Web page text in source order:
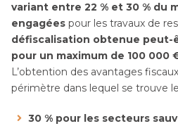
variant entre 22 % et 30 % du
engagées pour les travaux de
défiscalisation obtenue peut-
pour un maximum de 100 000
L’obtention des avantages
périmètre dans lequel se trouve
30 % pour les secteurs